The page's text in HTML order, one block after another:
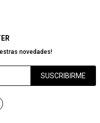
novedades!
SUSCRIBIRME